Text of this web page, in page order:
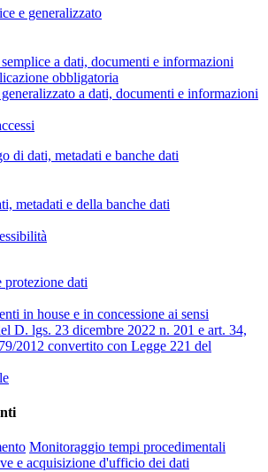
e generalizzato
a dati, documenti e informazioni
obbligatoria
a dati, documenti e informazioni
di dati, metadati e banche dati
metadati e della banche dati
protezione dati
in house e in concessione ai sensi
D. lgs. 23 dicembre 2022 n. 201 e art. 34,
2012 convertito con Legge 221 del
Monitoraggio tempi procedimentali
e acquisizione d'ufficio dei dati